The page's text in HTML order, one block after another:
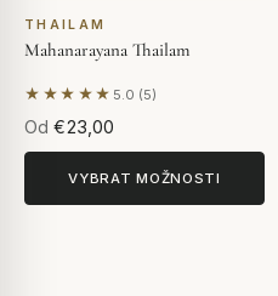
THAILAM
Mahanarayana Thailam
★★★★★ 5.0 (5)
Na základě 5 hodnocení
Od €23,00
VYBRAT MOŽNOSTI